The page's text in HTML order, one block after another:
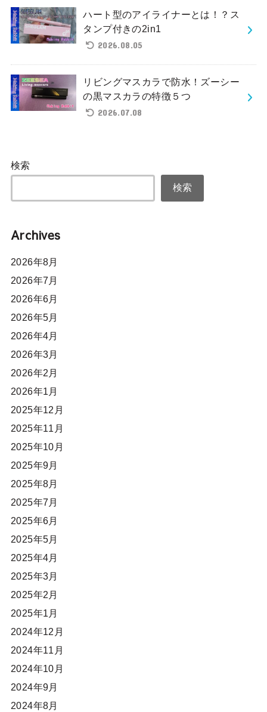
ハート型のアイライナーとは！？ス
タンプ付きの2in1
2026.08.05
リビングマスカラで防水！ズーシー
の黒マスカラの特徴５つ
2026.07.08
検索
検索
Archives
2026年8月
2026年7月
2026年6月
2026年5月
2026年4月
2026年3月
2026年2月
2026年1月
2025年12月
2025年11月
2025年10月
2025年9月
2025年8月
2025年7月
2025年6月
2025年5月
2025年4月
2025年3月
2025年2月
2025年1月
2024年12月
2024年11月
2024年10月
2024年9月
2024年8月